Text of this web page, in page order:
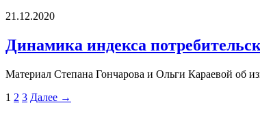
21.12.2020
Динамика индекса
Материал Степана Гончарова и Ольги Караевой об
1 2 3 Далее →